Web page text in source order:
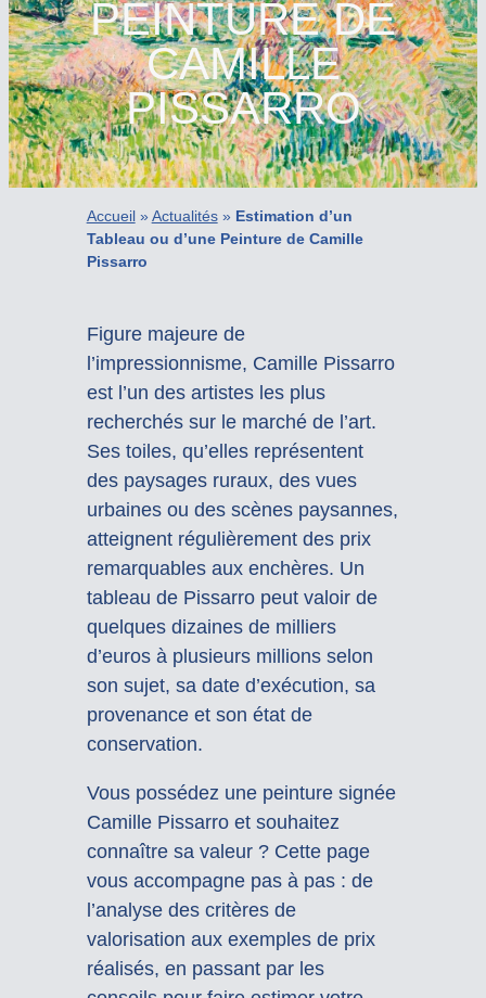
PEINTURE DE
CAMILLE
PISSARRO
Accueil»Actualités» Estimation d’un
Tableau ou d’une Peinture de Camille
Pissarro
Figure majeure de
l’impressionnisme, Camille Pissarro
est l’un des artistes les plus
recherchés sur le marché de l’art.
Ses toiles, qu’elles représentent
des paysages ruraux, des vues
urbaines ou des scènes paysannes,
atteignent régulièrement des prix
remarquables aux enchères. Un
tableau de Pissarro peut valoir de
quelques dizaines de milliers
d’euros à plusieurs millions selon
son sujet, sa date d’exécution, sa
provenance et son état de
conservation.
Vous possédez une peinture signée
Camille Pissarro et souhaitez
connaître sa valeur ? Cette page
vous accompagne pas à pas : de
l’analyse des critères de
valorisation aux exemples de prix
réalisés, en passant par les